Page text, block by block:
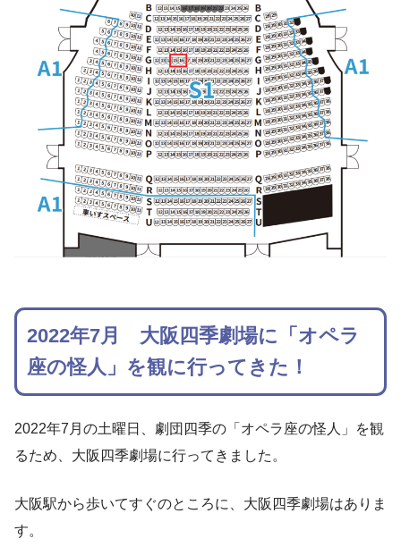
2022年7月 大阪四季劇場に「オペラ
座の怪人」を観に行ってきた！
2022年7月の土曜日、劇団四季の「オペラ座の怪人」を観
るため、大阪四季劇場に行ってきました。
大阪駅から歩いてすぐのところに、大阪四季劇場はありま
す。